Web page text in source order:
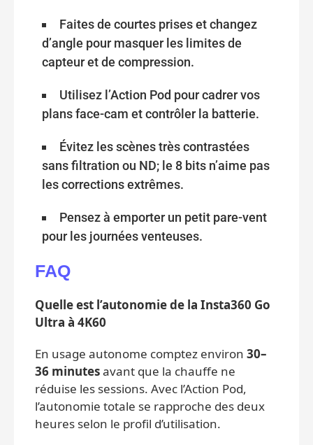
Faites de courtes prises et changez
d’angle pour masquer les limites de
capteur et de compression.
Utilisez l’Action Pod pour cadrer vos
plans face-cam et contrôler la batterie.
Évitez les scènes très contrastées
sans filtration ou ND; le 8 bits n’aime pas
les corrections extrêmes.
Pensez à emporter un petit pare-vent
pour les journées venteuses.
FAQ
Quelle est l’autonomie de la Insta360 Go
Ultra à 4K60
En usage autonome comptez environ 30–
36 minutesavant que la chauffe ne
réduise les sessions. Avec l’Action Pod,
l’autonomie totale se rapproche des deux
heures selon le profil d’utilisation.